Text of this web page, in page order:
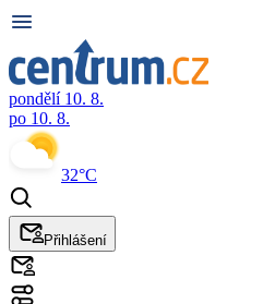
pondělí 10. 8.
po 10. 8.
32°C
Přihlášení